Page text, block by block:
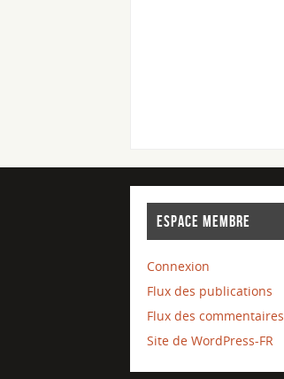
ESPACE MEMBRE
Connexion
Flux des publications
Flux des commentaires
Site de WordPress-FR